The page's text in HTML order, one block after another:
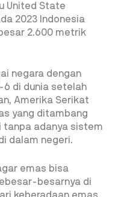
United State
2023 Indonesia
2.600 metrik
negara dengan
di dunia setelah
Amerika Serikat
yang ditambang
tanpa adanya sistem
dalam negeri.
emas bisa
besarnya di
keberadaan emas